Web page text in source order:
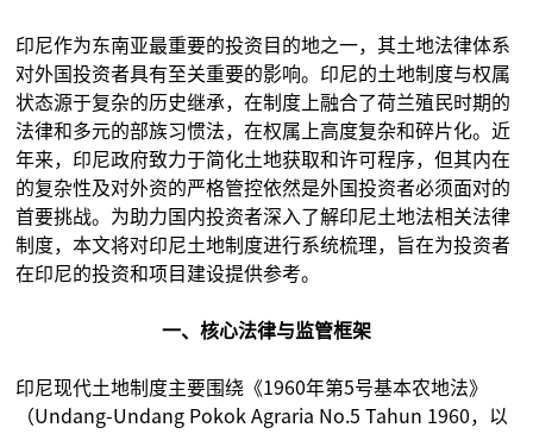
印尼作为东南亚最重要的投资目的地之一，其土地法律体系
对外国投资者具有至关重要的影响。印尼的土地制度与权属
状态源于复杂的历史继承，在制度上融合了荷兰殖民时期的
法律和多元的部族习惯法，在权属上高度复杂和碎片化。近
年来，印尼政府致力于简化土地获取和许可程序，但其内在
的复杂性及对外资的严格管控依然是外国投资者必须面对的
首要挑战。为助力国内投资者深入了解印尼土地法相关法律
制度，本文将对印尼土地制度进行系统梳理，旨在为投资者
在印尼的投资和项目建设提供参考。
一、核心法律与监管框架
印尼现代土地制度主要围绕《1960年第5号基本农地法》
（Undang-Undang Pokok Agraria No.5 Tahun 1960，以